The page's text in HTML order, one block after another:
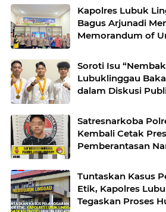
Kapolres Lubuk
Bagus Arjunadi
Memorandum of
Pendidikan dan
Soroti Isu “Nembak
Lubuklinggau
dalam Diskusi
Satresnarkoba
Kembali Cetak
Pemberantasan
Tuntaskan Kasus
Etik, Kapolres
Tegaskan Proses